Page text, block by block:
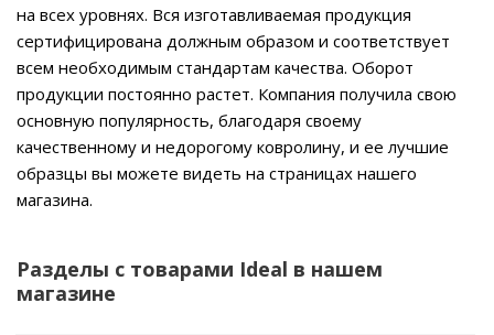
на всех уровнях. Вся изготавливаемая продукция
сертифицирована должным образом и соответствует
всем необходимым стандартам качества. Оборот
продукции постоянно растет. Компания получила свою
основную популярность, благодаря своему
качественному и недорогому ковролину, и ее лучшие
образцы вы можете видеть на страницах нашего
магазина.
Разделы с товарами Ideal в нашем
магазине